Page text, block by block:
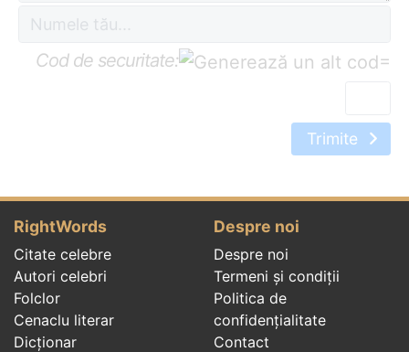
Cod de securitate: =
Trimite
RightWords
Citate celebre
Autori celebri
Folclor
Cenaclu literar
Dicționar
Despre noi
Despre noi
Termeni și condiții
Politica de
confidenţialitate
Contact